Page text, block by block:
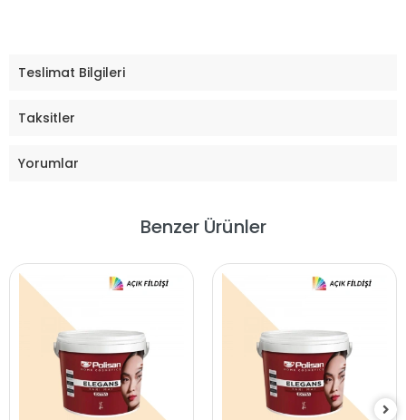
Teslimat Bilgileri
Taksitler
Yorumlar
Benzer Ürünler